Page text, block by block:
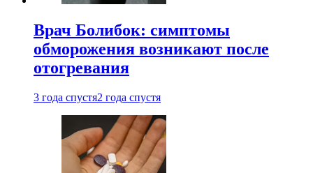
Врач Болибок: симптомы
обморожения возникают после
отогревания
3 года спустя2 года спустя